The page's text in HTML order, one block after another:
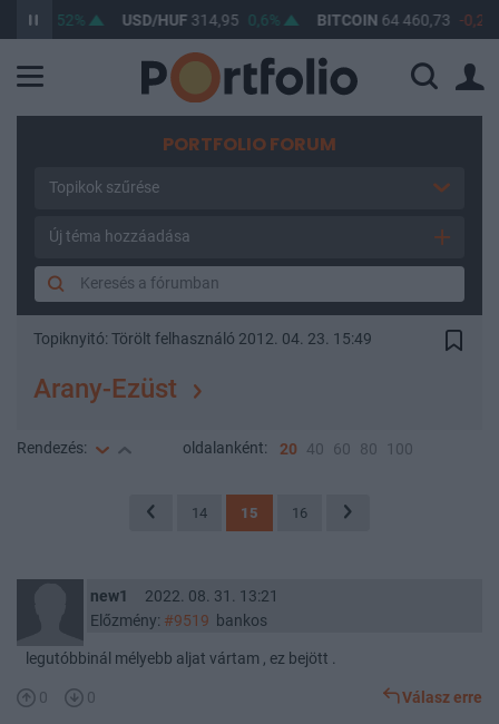
0,52% USD/HUF314,95 0,6% BITCOIN 64 460,73 -0,22%
PORTFOLIO FORUM
Topikok szűrése
Új téma hozzáadása
Topiknyitó: Törölt felhasználó 2012. 04. 23. 15:49
Arany-Ezüst
Rendezés: oldalanként: 20 40 60 80 100
14 15 16
new1
2022. 08. 31. 13:21
Előzmény: #9519 bankos
legutóbbinál mélyebb aljat vártam , ez bejött .
0 0 Válasz erre